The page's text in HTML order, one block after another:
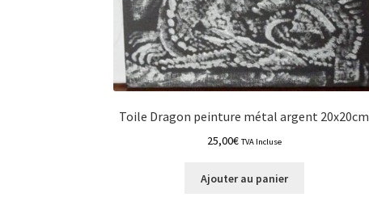
Toile Dragon peinture métal argent 20x20cm
25,00€ TVA Incluse
Ajouter au panier